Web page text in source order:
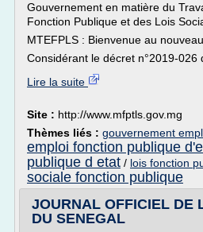
Gouvernement en matière du
Fonction Publique et des Lois
MTEFPLS : Bienvenue au
Considérant le décret n°2019-026
Lire la suite
Site : http://www.mfptls.gov.mg
Thèmes liés : gouvernement
emploi fonction publique
publique d etat / lois fonction
sociale fonction publique
JOURNAL OFFICIEL DE
DU SENEGAL